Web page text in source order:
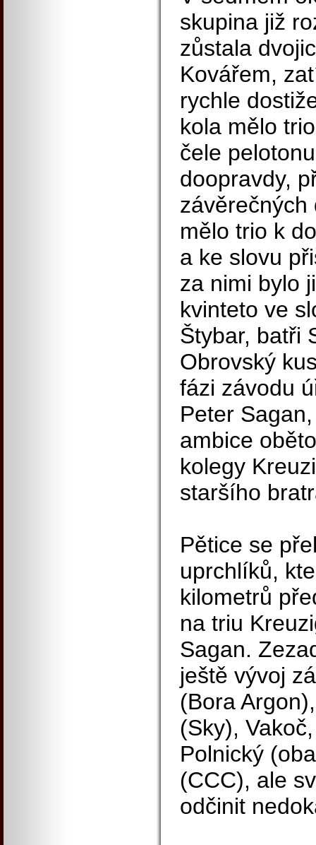
skupina již
zůstala
Kovářem,
rychle
kola mělo
čele
doopravdy,
závěrečných
mělo trio k
a ke slovu
za nimi bylo
kvinteto ve
Štybar, batři
Obrovský
fázi závodu
Peter
ambice
kolegy
staršího
Pětice se
uprchlíků,
kilometrů
na triu
Sagan.
ještě vývoj
(Bora
(Sky),
Polnický
(CCC), ale
odčinit